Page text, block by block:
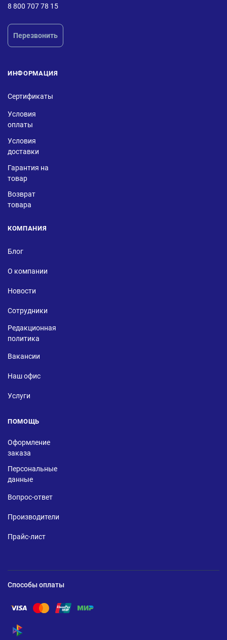
8 800 707 78 15
Перезвонить
ИНФОРМАЦИЯ
Сертификаты
Условия
оплаты
Условия
доставки
Гарантия на
товар
Возврат
товара
КОМПАНИЯ
Блог
О компании
Новости
Сотрудники
Редакционная
политика
Вакансии
Наш офис
Услуги
ПОМОЩЬ
Оформление
заказа
Персональные
данные
Вопрос-ответ
Производители
Прайс-лист
Способы оплаты
Помощь по оплате Visa
Помощь по оплате Mastercard
Помощь по оплате UnionPay
Помощь по оплате Мир
Помощь по оплате СБП